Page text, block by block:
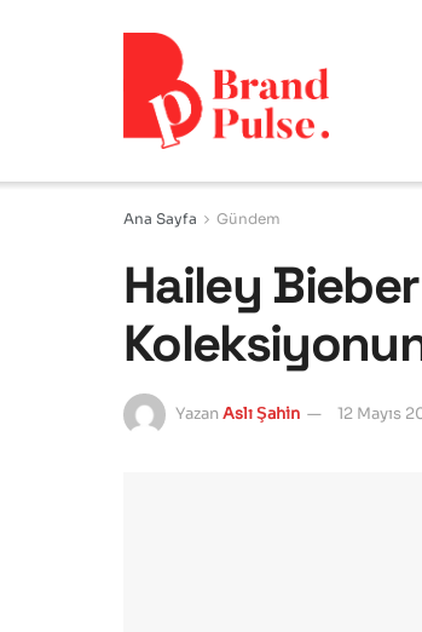
Ana Sayfa Gündem
Hailey
Yazan Aslı Şahin 12 Mayıs